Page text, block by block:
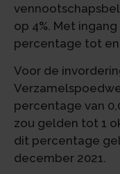
op 4%. Met
percentage tot en
Voor de
percentage van
zou gelden tot 1
dit percentage
december 2021.